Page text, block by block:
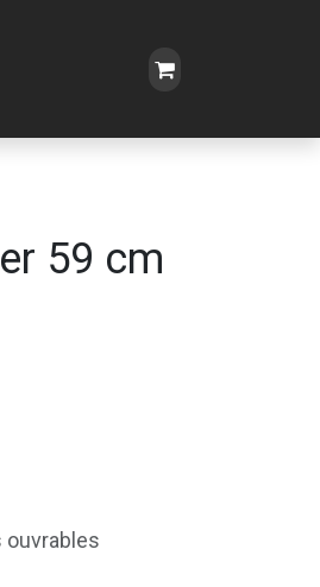
59 cm
ouvrables